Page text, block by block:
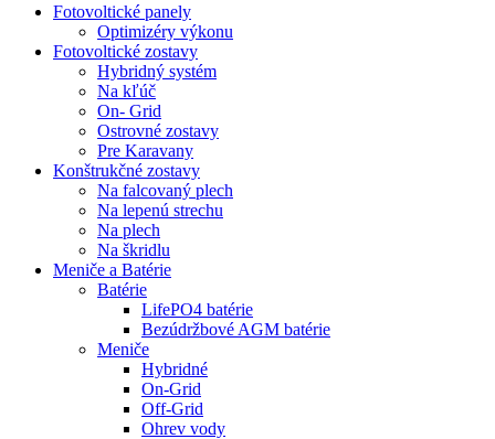
Fotovoltické panely
Optimizéry výkonu
Fotovoltické zostavy
Hybridný systém
Na kľúč
On- Grid
Ostrovné zostavy
Pre Karavany
Konštrukčné zostavy
Na falcovaný plech
Na lepenú strechu
Na plech
Na škridlu
Meniče a Batérie
Batérie
LifePO4 batérie
Bezúdržbové AGM batérie
Meniče
Hybridné
On-Grid
Off-Grid
Ohrev vody